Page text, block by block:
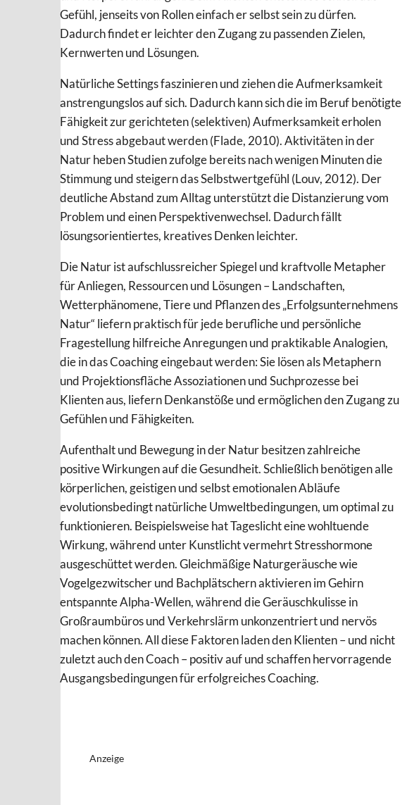
Gefühl, jenseits von Rollen einfach er selbst sein zu dürfen.
Dadurch findet er leichter den Zugang zu passenden Zielen,
Kernwerten und Lösungen.
Natürliche Settings faszinieren und ziehen die Aufmerksamkeit
anstrengungslos auf sich. Dadurch kann sich die im Beruf benötigte
Fähigkeit zur gerichteten (selektiven) Aufmerksamkeit erholen
und Stress abgebaut werden (Flade, 2010). Aktivitäten in der
Natur heben Studien zufolge bereits nach wenigen Minuten die
Stimmung und steigern das Selbstwertgefühl (Louv, 2012). Der
deutliche Abstand zum Alltag unterstützt die Distanzierung vom
Problem und einen Perspektivenwechsel. Dadurch fällt
lösungsorientiertes, kreatives Denken leichter.
Die Natur ist aufschlussreicher Spiegel und kraftvolle Metapher
für Anliegen, Ressourcen und Lösungen – Landschaften,
Wetterphänomene, Tiere und Pflanzen des „Erfolgsunternehmens
Natur“ liefern praktisch für jede berufliche und persönliche
Fragestellung hilfreiche Anregungen und praktikable Analogien,
die in das Coaching eingebaut werden: Sie lösen als Metaphern
und Projektionsfläche Assoziationen und Suchprozesse bei
Klienten aus, liefern Denkanstöße und ermöglichen den Zugang zu
Gefühlen und Fähigkeiten.
Aufenthalt und Bewegung in der Natur besitzen zahlreiche
positive Wirkungen auf die Gesundheit. Schließlich benötigen alle
körperlichen, geistigen und selbst emotionalen Abläufe
evolutionsbedingt natürliche Umweltbedingungen, um optimal zu
funktionieren. Beispielsweise hat Tageslicht eine wohltuende
Wirkung, während unter Kunstlicht vermehrt Stresshormone
ausgeschüttet werden. Gleichmäßige Naturgeräusche wie
Vogelgezwitscher und Bachplätschern aktivieren im Gehirn
entspannte Alpha-Wellen, während die Geräuschkulisse in
Großraumbüros und Verkehrslärm unkonzentriert und nervös
machen können. All diese Faktoren laden den Klienten – und nicht
zuletzt auch den Coach – positiv auf und schaffen hervorragende
Ausgangsbedingungen für erfolgreiches Coaching.
Anzeige